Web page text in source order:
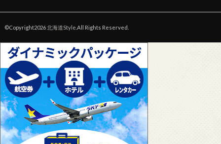
©Copyright2026北海道Style .All Rights Reserved.